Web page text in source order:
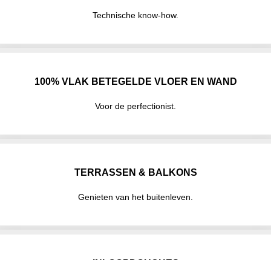
Technische know-how.
100% VLAK BETEGELDE VLOER EN WAND
Voor de perfectionist.
TERRASSEN & BALKONS
Genieten van het buitenleven.